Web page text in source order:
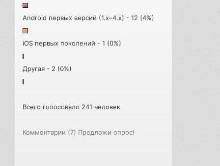
Android первых версий (1.x–4.x) - 12 (4%)
iOS первых поколений - 1 (0%)
Другая - 2 (0%)
Всего голосовало 241 человек
Комментарии (7) Предложи опрос!